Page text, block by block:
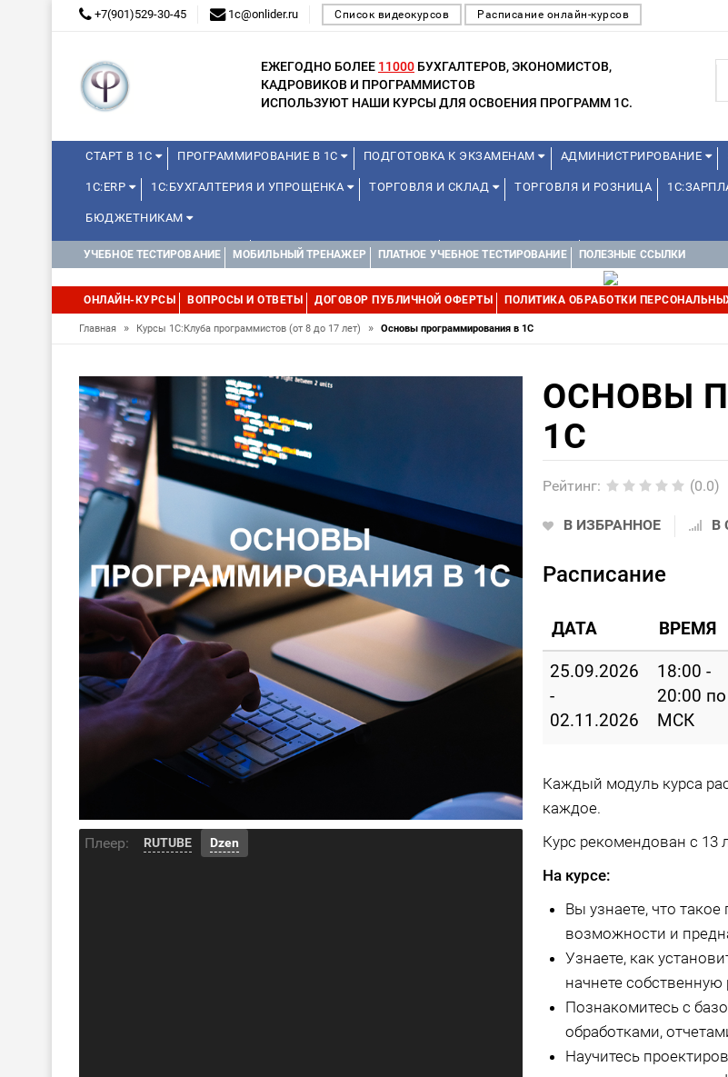
+7(901)529-30-45 1c@onlider.ru Список видеокурсов Расписание онлайн-курсов
ЕЖЕГОДНО БОЛЕЕ 11000 БУХГАЛТЕРОВ, ЭКОНОМИСТОВ,
КАДРОВИКОВ И ПРОГРАММИСТОВ
ИСПОЛЬЗУЮТ НАШИ КУРСЫ ДЛЯ ОСВОЕНИЯ ПРОГРАММ 1С.
СТАРТ В 1С ПРОГРАММИРОВАНИЕ В 1С ПОДГОТОВКА К ЭКЗАМЕНАМ АДМИНИСТРИРОВАНИЕ
1С:ERP 1С:БУХГАЛТЕРИЯ И УПРОЩЕНКА ТОРГОВЛЯ И СКЛАД ТОРГОВЛЯ И РОЗНИЦА
БЮДЖЕТНИКАМ
КУРСЫ ДЛЯ ШКОЛЬНИКОВ ДИСТАНЦИОННАЯ ШКОЛА 1С ДЛЯ ШКОЛЬНИКОВ 1С:УПРАВЛЕНИЕ
УЧЕБНОЕ ТЕСТИРОВАНИЕ МОБИЛЬНЫЙ ТРЕНАЖЕР ПЛАТНОЕ УЧЕБНОЕ ТЕСТИРОВАНИЕ ПОЛЕЗНЫЕ ССЫЛКИ
ОНЛАЙН-КУРСЫ ВОПРОСЫ И ОТВЕТЫ ДОГОВОР ПУБЛИЧНОЙ ОФЕРТЫ ПОЛИТИКА ОБРАБОТКИ
Главная » Курсы 1С:Клуба программистов (от 8 до 17 лет) » Основы программирования в 1С
Плеер: RUTUBE Dzen
ОСНОВЫ
1С
Рейтинг: (0.0)
В ИЗБРАННОЕ В
Расписание
ДАТА ВРЕМЯ
25.09.2026
-
02.11.2026
18:00 -
20:00 по
МСК
Каждый модуль курса
каждое.
Курс рекомендован с 13
На курсе:
Вы узнаете, что
возможности и
Узнаете, как
начнете
Познакомитесь с
обработками,
Научитесь